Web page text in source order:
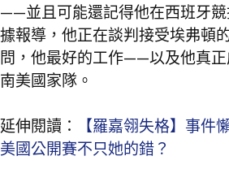
——並且可能還記得他在西班牙競
據報導，他正在談判接受埃弗頓
問，他最好的工作——以及他真
南美國家隊。
延伸閱讀：
【羅嘉翎失格】事件
美國公開賽不只她的錯？